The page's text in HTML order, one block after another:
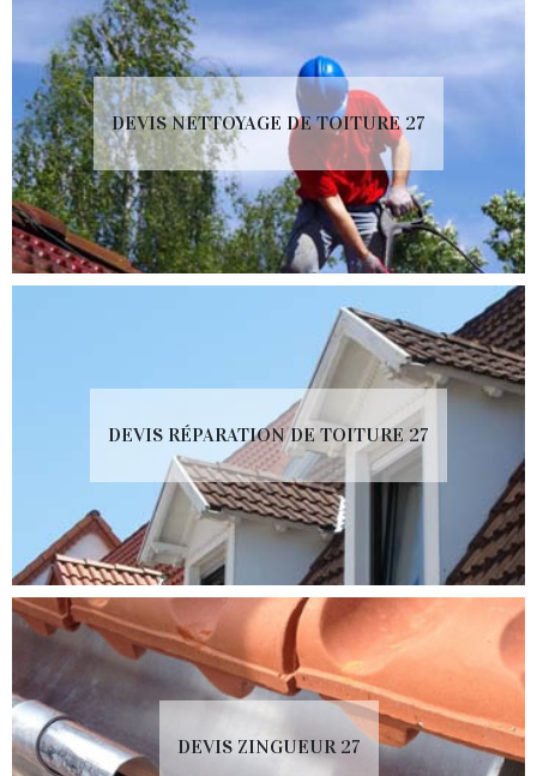
DEVIS NETTOYAGE DE TOITURE 27
DEVIS RÉPARATION DE TOITURE 27
DEVIS ZINGUEUR 27